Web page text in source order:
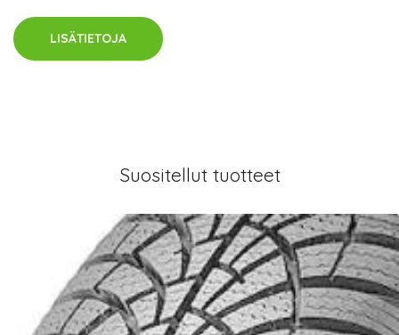
LISÄTIETOJA
Suositellut tuotteet